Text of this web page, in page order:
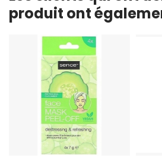
produit ont